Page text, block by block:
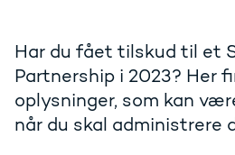
Har du fået tilskud til et
Partnership i 2023? Her
oplysninger, som kan
når du skal administrere